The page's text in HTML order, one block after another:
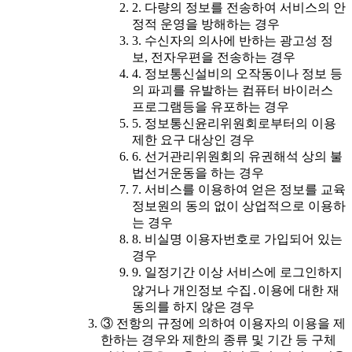
2. 다량의 정보를 전송하여 서비스의 안
정적 운영을 방해하는 경우
3. 수신자의 의사에 반하는 광고성 정
보, 전자우편을 전송하는 경우
4. 정보통신설비의 오작동이나 정보 등
의 파괴를 유발하는 컴퓨터 바이러스
프로그램등을 유포하는 경우
5. 정보통신윤리위원회로부터의 이용
제한 요구 대상인 경우
6. 선거관리위원회의 유권해석 상의 불
법선거운동을 하는 경우
7. 서비스를 이용하여 얻은 정보를 교육
정보원의 동의 없이 상업적으로 이용하
는 경우
8. 비실명 이용자번호로 가입되어 있는
경우
9. 일정기간 이상 서비스에 로그인하지
않거나 개인정보 수집․이용에 대한 재
동의를 하지 않은 경우
③ 전항의 규정에 의하여 이용자의 이용을 제
한하는 경우와 제한의 종류 및 기간 등 구체